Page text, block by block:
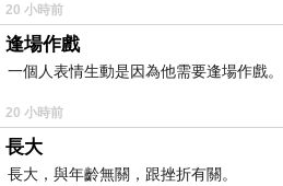
20 小時前
逢場作戲
一個人表情生動是因為他需要逢場作戲。
20 小時前
長大
長大，與年齡無關，跟挫折有關。